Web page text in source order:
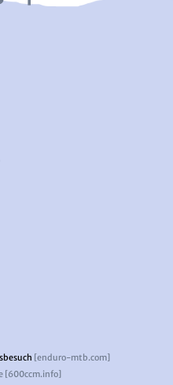
[enduro-mtb.com]
[600ccm.info]